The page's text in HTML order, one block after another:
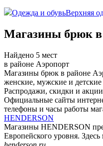
Одежда и обувьВерхняя
Магазины брюк в
Найдено 5 мест
в районе Аэропорт
Магазины брюк в районе
женские, мужские и
Распродажи, скидки и
Официальные сайты
телефоны и часы работы
HENDERSON
Магазины HENDERSON
Европейского уровня.